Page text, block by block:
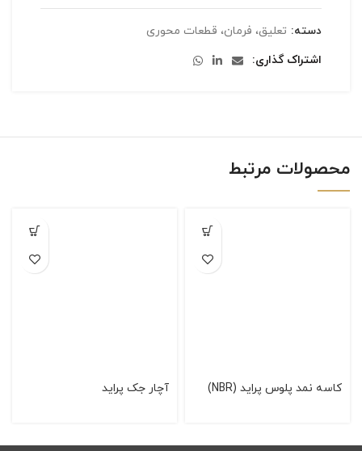
دسته: تعلیق، فرمان، قطعات محوری
اشتراک گذاری
محصولات مرتبط
کاسه نمد پلوس پراید (NBR) آچار جک پراید